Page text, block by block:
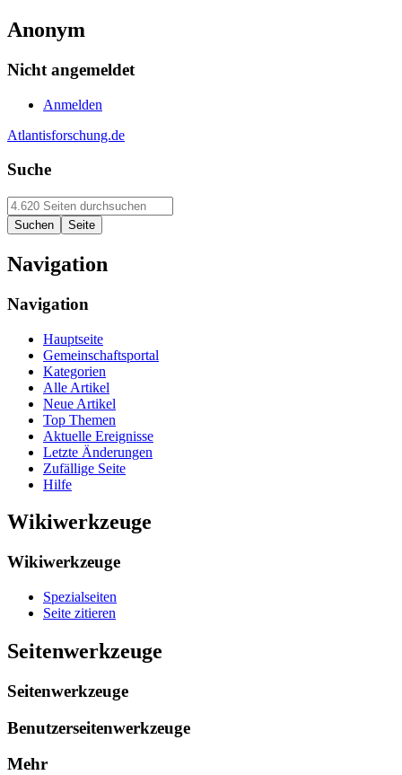
Anonym
Nicht angemeldet
Anmelden
Atlantisforschung.de
Suche
Navigation
Navigation
Hauptseite
Gemeinschaftsportal
Kategorien
Alle Artikel
Neue Artikel
Top Themen
Aktuelle Ereignisse
Letzte Änderungen
Zufällige Seite
Hilfe
Wikiwerkzeuge
Wikiwerkzeuge
Spezialseiten
Seite zitieren
Seitenwerkzeuge
Seitenwerkzeuge
Benutzerseitenwerkzeuge
Mehr